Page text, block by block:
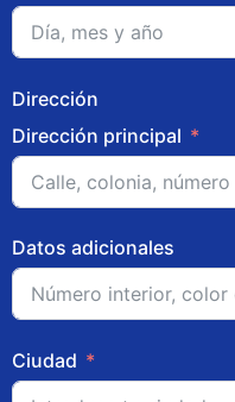
Dirección
Dirección principal
Datos adicionales
Ciudad